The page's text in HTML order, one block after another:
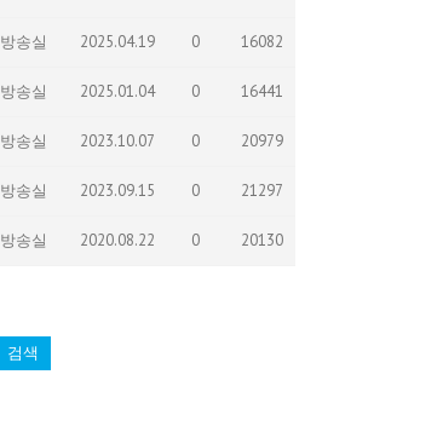
방송실 2025.04.19 0 16082
방송실 2025.01.04 0 16441
방송실 2023.10.07 0 20979
방송실 2023.09.15 0 21297
방송실 2020.08.22 0 20130
검색